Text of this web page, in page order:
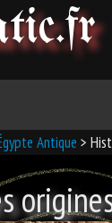
.fr
Antique >